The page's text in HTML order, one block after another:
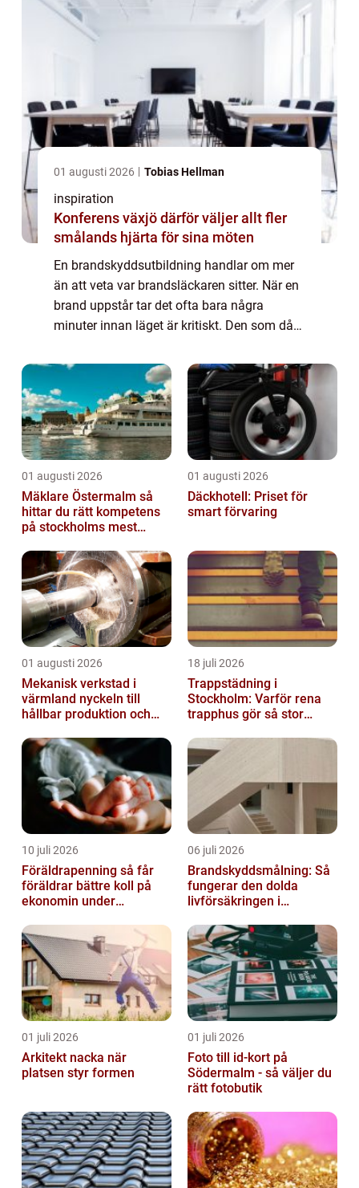
01 augusti 2026 Tobias Hellman
inspiration
Konferens växjö därför väljer allt fler
smålands hjärta för sina möten
En brandskyddsutbildning handlar om mer
än att veta var brandsläckaren sitter. När en
brand uppstår tar det ofta bara några
minuter innan läget är kritiskt. Den som då
ska gå till och vilka åtgärder som beg...
01 augusti 2026
Mäklare Östermalm så
hittar du rätt kompetens
på stockholms mest
01 augusti 2026
Däckhotell: Priset för
smart förvaring
01 augusti 2026
Mekanisk verkstad i
värmland nyckeln till
hållbar produktion och
18 juli 2026
Trappstädning i
Stockholm: Varför rena
trapphus gör så stor
10 juli 2026
Föräldrapenning så får
föräldrar bättre koll på
ekonomin under
06 juli 2026
Brandskyddsmålning: Så
fungerar den dolda
livförsäkringen i
01 juli 2026
Arkitekt nacka när
platsen styr formen
01 juli 2026
Foto till id-kort på
Södermalm - så väljer du
rätt fotobutik